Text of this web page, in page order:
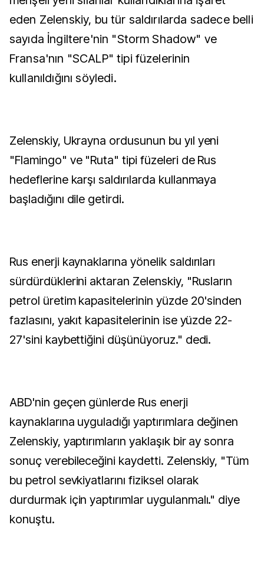
eden Zelenskiy, bu tür saldırılarda sadece belli
sayıda İngiltere'nin "Storm Shadow" ve
Fransa'nın "SCALP" tipi füzelerinin
kullanıldığını söyledi.
Zelenskiy, Ukrayna ordusunun bu yıl yeni
"Flamingo" ve "Ruta" tipi füzeleri de Rus
hedeflerine karşı saldırılarda kullanmaya
başladığını dile getirdi.
Rus enerji kaynaklarına yönelik saldırıları
sürdürdüklerini aktaran Zelenskiy, "Rusların
petrol üretim kapasitelerinin yüzde 20'sinden
fazlasını, yakıt kapasitelerinin ise yüzde 22-
27'sini kaybettiğini düşünüyoruz." dedi.
ABD'nin geçen günlerde Rus enerji
kaynaklarına uyguladığı yaptırımlara değinen
Zelenskiy, yaptırımların yaklaşık bir ay sonra
sonuç verebileceğini kaydetti. Zelenskiy, "Tüm
bu petrol sevkiyatlarını fiziksel olarak
durdurmak için yaptırımlar uygulanmalı." diye
konuştu.